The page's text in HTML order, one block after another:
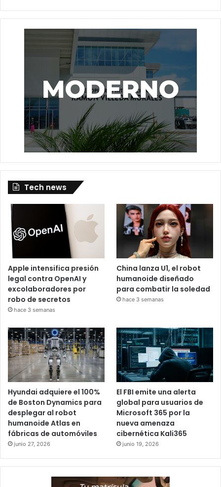
Tech news
Apple intensifica presión
legal contra OpenAI y
excolaboradores por
robo de secretos
hace 3 semanas
China lanza U1, el robot
humanoide diseñado
para combatir la soledad
hace 3 semanas
Hyundai adquiere el 100%
de Boston Dynamics para
desplegar al robot
humanoide Atlas en
fábricas de automóviles
junio 27, 2026
El FBI emite una alerta
global para usuarios de
Microsoft 365 por la
nueva amenaza
cibernética Kali365
junio 19, 2026